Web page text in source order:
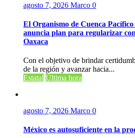
agosto 7, 2026 Marco 0
El Organismo de Cuenca
anuncia plan para regularizar
Oaxaca
Con el objetivo de brindar
de la región y avanzar hacia...
Estatal Última hora
agosto 7, 2026 Marco 0
México es autosuficiente en la